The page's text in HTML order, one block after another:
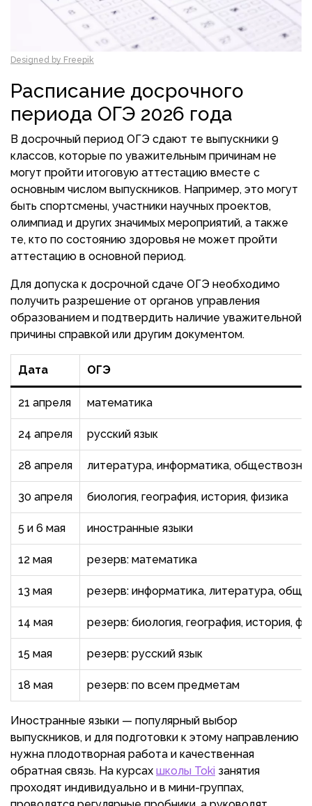
Designed by Freepik
Расписание досрочного
периода ОГЭ 2026 года
В досрочный период ОГЭ сдают те выпускники 9
классов, которые по уважительным причинам не
могут пройти итоговую аттестацию вместе с
основным числом выпускников. Например, это могут
быть спортсмены, участники научных проектов,
олимпиад и других значимых мероприятий, а также
те, кто по состоянию здоровья не может пройти
аттестацию в основной период.
Для допуска к досрочной сдаче ОГЭ необходимо
получить разрешение от органов управления
образованием и подтвердить наличие уважительной
причины справкой или другим документом.
Дата ОГЭ
21 апреля математика
24 апреля русский язык
28 апреля литература, информатика,
30 апреля биология, география, история, физика
5 и 6 мая иностранные языки
12 мая резерв: математика
13 мая резерв: информатика, литература,
14 мая резерв: биология, география, история,
15 мая резерв: русский язык
18 мая резерв: по всем предметам
Иностранные языки — популярный выбор
выпускников, и для подготовки к этому направлению
нужна плодотворная работа и качественная
обратная связь. На курсах школы Toki занятия
проходят индивидуально и в мини-группах,